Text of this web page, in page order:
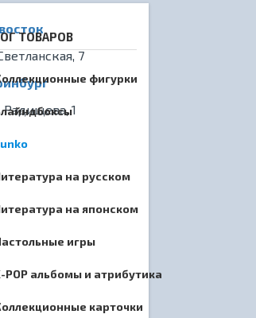
7
Радищева, 1
ТОВАРОВ
фигурки
на русском
на японском
игры
POP альбомы и атрибутика
карточки